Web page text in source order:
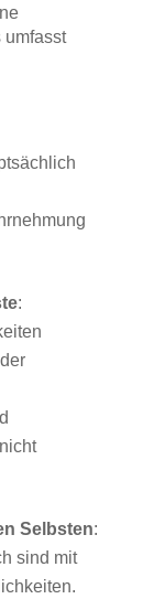
umfasst
:
Selbsten:
sind mit